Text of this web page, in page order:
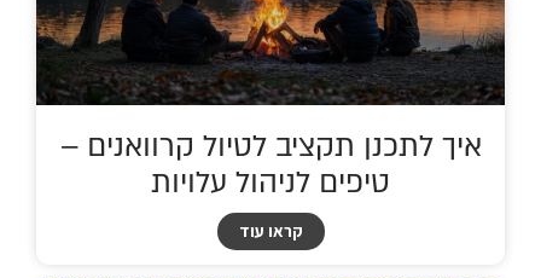
איך לתכנן תקציב לטיול קרוואנים –
טיפים לניהול עלויות
קראו עוד